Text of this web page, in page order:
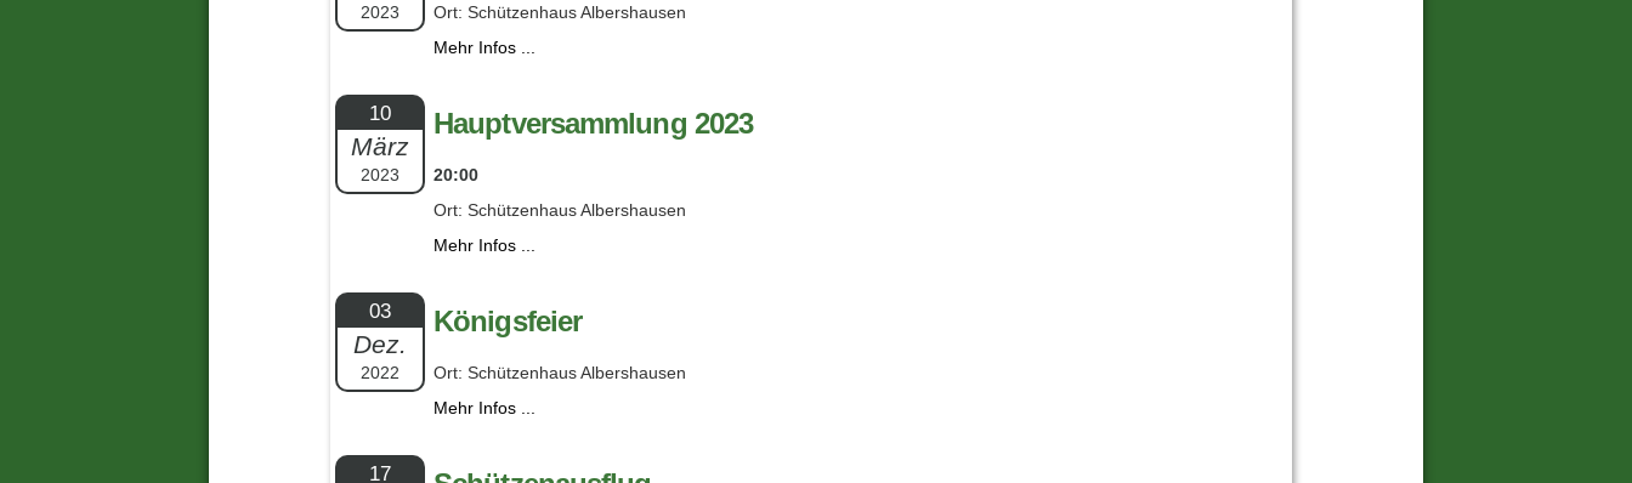
2023
Ort: Schützenhaus Albershausen
Mehr Infos ...
10
März
2023
Hauptversammlung 2023
20:00
Ort: Schützenhaus Albershausen
Mehr Infos ...
03
Dez.
2022
Königsfeier
Ort: Schützenhaus Albershausen
Mehr Infos ...
17